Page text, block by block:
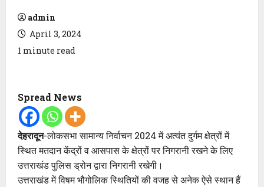
admin
April 3, 2024
1 minute read
Spread News
देहरादून-लोकसभा सामान्य निर्वाचन 2024 में अत्यंत दुर्गम क्षेत्रों में
स्थित मतदान केंद्रों व आसपास के क्षेत्रों पर निगरानी रखने के लिए
उत्तराखंड पुलिस ड्रोन द्वारा निगरानी रखेगी।
उत्तराखंड में विषम भौगोलिक स्थितियों की वजह से अनेक ऐसे स्थान हैं